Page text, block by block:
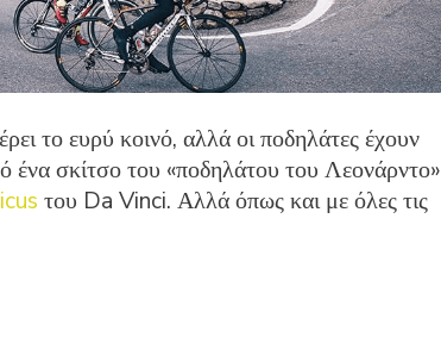
το ευρύ κοινό, αλλά οι ποδηλάτες έχουν
ένα σκίτσο του «ποδηλάτου του Λεονάρντο»
του Da Vinci. Αλλά όπως και με όλες τις